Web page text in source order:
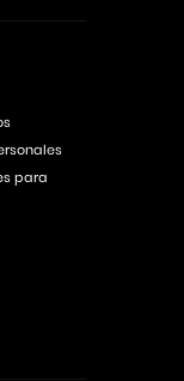
para